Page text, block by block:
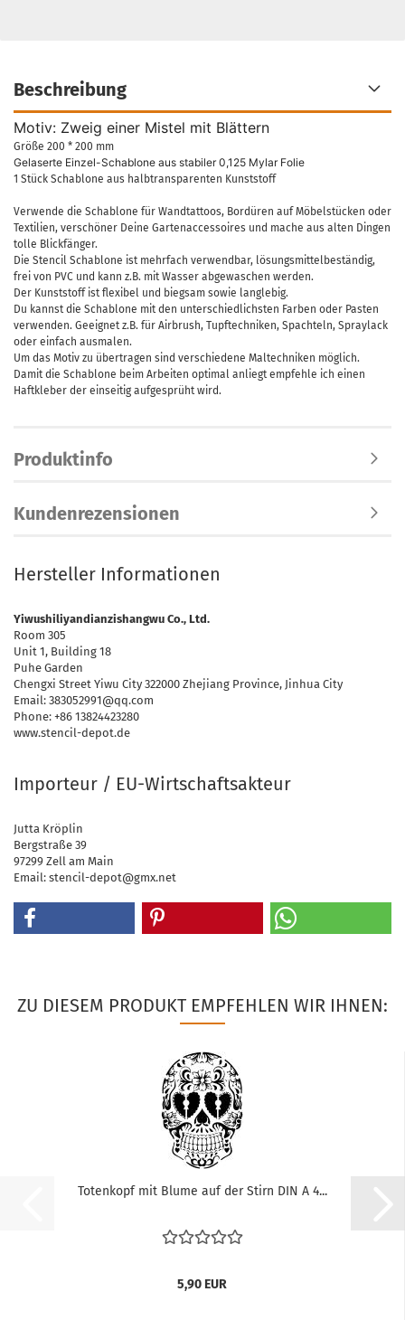
Beschreibung
Motiv: Zweig einer Mistel mit Blättern
Größe 200 * 200 mm
Gelaserte Einzel-Schablone aus stabiler 0,125 Mylar Folie
1 Stück Schablone aus halbtransparenten Kunststoff
Verwende die Schablone für Wandtattoos, Bordüren auf Möbelstücken oder
Textilien, verschöner Deine Gartenaccessoires und mache aus alten Dingen
tolle Blickfänger.
Die Stencil Schablone ist mehrfach verwendbar, lösungsmittelbeständig,
frei von PVC und kann z.B. mit Wasser abgewaschen werden.
Der Kunststoff ist flexibel und biegsam sowie langlebig.
Du kannst die Schablone mit den unterschiedlichsten Farben oder Pasten
verwenden. Geeignet z.B. für Airbrush, Tupftechniken, Spachteln, Spraylack
oder einfach ausmalen.
Um das Motiv zu übertragen sind verschiedene Maltechniken möglich.
Damit die Schablone beim Arbeiten optimal anliegt empfehle ich einen
Haftkleber der einseitig aufgesprüht wird.
Produktinfo
Kundenrezensionen
Hersteller Informationen
Yiwushiliyandianzishangwu Co., Ltd.
Room 305
Unit 1, Building 18
Puhe Garden
Chengxi Street Yiwu City 322000 Zhejiang Province, Jinhua City
Email: 383052991@qq.com
Phone: +86 13824423280
www.stencil-depot.de
Importeur / EU-Wirtschaftsakteur
Jutta Kröplin
Bergstraße 39
97299 Zell am Main
Email: stencil-depot@gmx.net
ZU DIESEM PRODUKT EMPFEHLEN WIR IHNEN:
Totenkopf mit Blume auf der Stirn DIN A 4...
5,90 EUR